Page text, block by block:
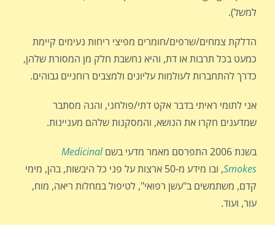
למשל).
הדלקת צמחים/שרפים/חומרים מפיצי ריחות נעימים קיימת
כמעט בכל תרבות או דת, והיא נחשבת חלק מן המסורת שלהן,
כדרך להתחברות לעולמות עליונים ולמצבים רוחניים גבוהים.
אני לתומי ראיתי בדבר אקט דתי/פולחני, והנה מסתבר
שמדענים חקרו את הנושא, והמסקנות שלהם מעניינות.
בשנת 2006 התפרסם מאמר מדעי בשם
Medicinal
Smokes
,
ובו מידע מ-50 ארצות על פני כל היבשות, בהן, מימי
קדם, משתמשים ב"עשן רפואי", לטיפול במחלות ריאה, מוח,
עור, ועוד.